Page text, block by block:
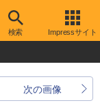
検索 Impressサイト
次の画像